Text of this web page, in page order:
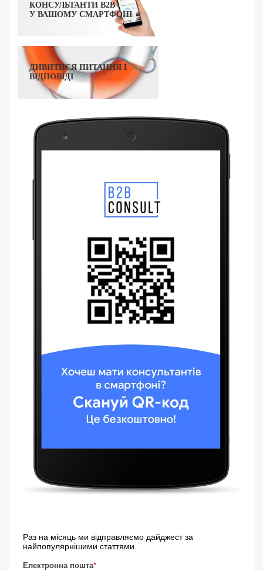
КОНСУЛЬТАНТИ B2B
У ВАШОМУ СМАРТФОНІ
ДИВИТИСЯ ПИТАННЯ І
ВІДПОВІДІ
Раз на місяць ми відправляємо дайджест за
найпопулярнішими статтями.
Електронна пошта*